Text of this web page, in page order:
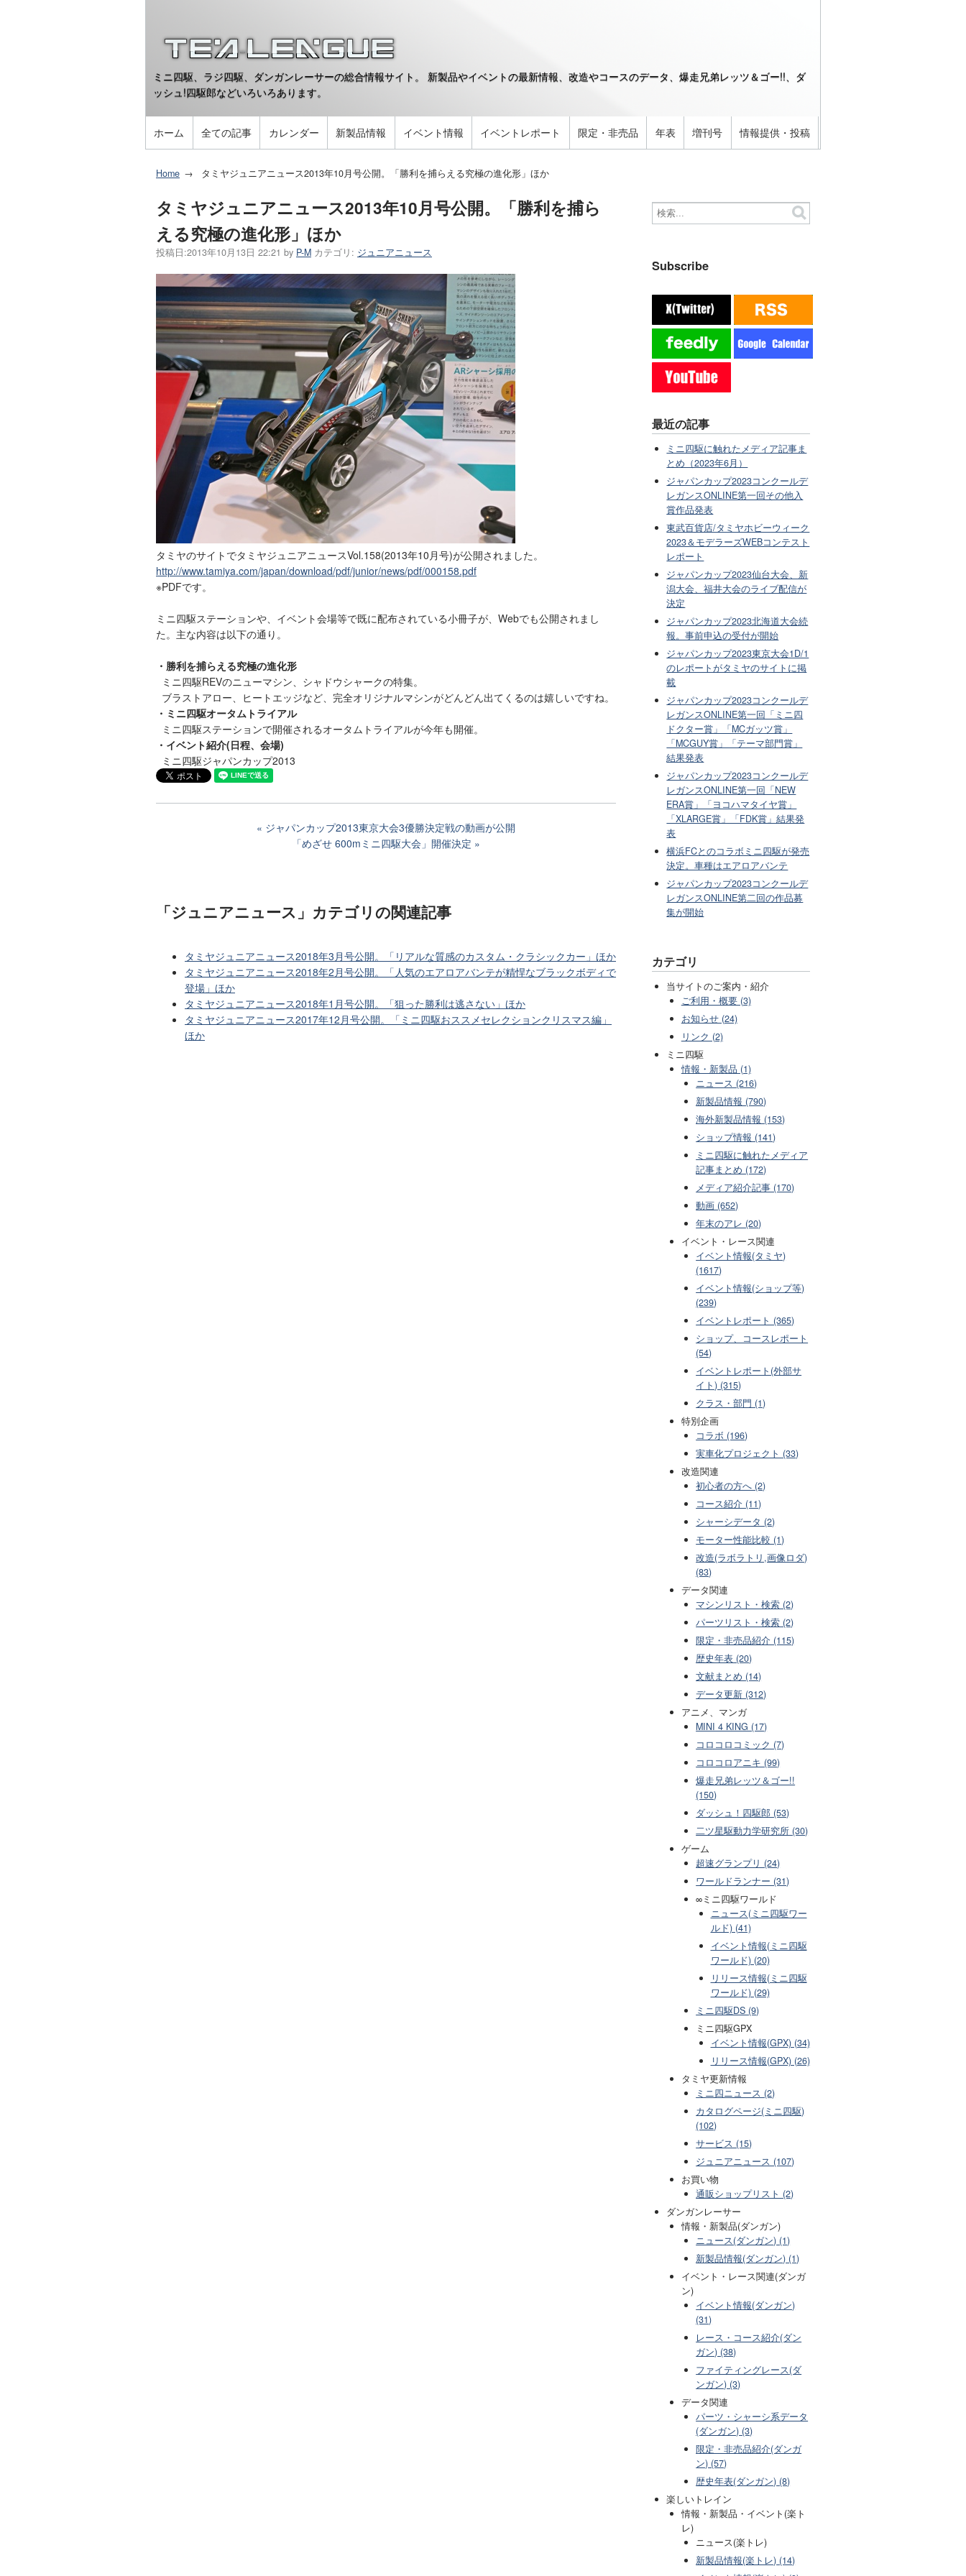
ミニ四駆、ラジ四駆、ダンガンレーサーの総合情報サイト。 新製品やイベントの最新情報、改造やコースのデータ、爆走兄弟レッツ＆ゴー!!、ダ
ッシュ!四駆郎などいろいろあります。
ホーム 全ての記事 カレンダー 新製品情報 イベント情報 イベントレポート 限定・非売品 年表 増刊号 情報提供・投稿
Home タミヤジュニアニュース2013年10月号公開。「勝利を捕らえる究極の進化形」ほか
タミヤジュニアニュース2013年10月号公開。「勝利を捕ら
える究極の進化形」ほか
投稿日:2013年10月13日 22:21 by P-M カテゴリ: ジュニアニュース
タミヤのサイトでタミヤジュニアニュースVol.158(2013年10月号)が公開されました。
http://www.tamiya.com/japan/download/pdf/junior/news/pdf/000158.pdf
※PDFです。
ミニ四駆ステーションや、イベント会場等で既に配布されている小冊子が、Webでも公開されまし
た。主な内容は以下の通り。
・勝利を捕らえる究極の進化形
ミニ四駆REVのニューマシン、シャドウシャークの特集。
ブラストアロー、ヒートエッジなど、完全オリジナルマシンがどんどん出てくるのは嬉しいですね。
・ミニ四駆オータムトライアル
ミニ四駆ステーションで開催されるオータムトライアルが今年も開催。
・イベント紹介(日程、会場)
ミニ四駆ジャパンカップ2013
ジャパンカップ2013東京大会3優勝決定戦の動画が公開
「めざせ 600mミニ四駆大会」開催決定
「ジュニアニュース」カテゴリの関連記事
タミヤジュニアニュース2018年3月号公開。「リアルな質感のカスタム・クラシックカー」ほか
タミヤジュニアニュース2018年2月号公開。「人気のエアロアバンテが精悍なブラックボディで
登場」ほか
タミヤジュニアニュース2018年1月号公開。「狙った勝利は逃さない」ほか
タミヤジュニアニュース2017年12月号公開。「ミニ四駆おススメセレクションクリスマス編」
ほか
Subscribe
最近の記事
ミニ四駆に触れたメディア記事ま
とめ（2023年6月）
ジャパンカップ2023コンクールデ
レガンスONLINE第一回その他入
賞作品発表
東武百貨店/タミヤホビーウィーク
2023＆モデラーズWEBコンテスト
レポート
ジャパンカップ2023仙台大会、新
潟大会、福井大会のライブ配信が
決定
ジャパンカップ2023北海道大会続
報。事前申込の受付が開始
ジャパンカップ2023東京大会1D/1
のレポートがタミヤのサイトに掲
載
ジャパンカップ2023コンクールデ
レガンスONLINE第一回「ミニ四
ドクター賞」「MCガッツ賞」
「MCGUY賞」「テーマ部門賞」
結果発表
ジャパンカップ2023コンクールデ
レガンスONLINE第一回「NEW
ERA賞」「ヨコハマタイヤ賞」
「XLARGE賞」「FDK賞」結果発
表
横浜FCとのコラボミニ四駆が発売
決定。車種はエアロアバンテ
ジャパンカップ2023コンクールデ
レガンスONLINE第二回の作品募
集が開始
カテゴリ
当サイトのご案内・紹介
ご利用・概要 (3)
お知らせ (24)
リンク (2)
ミニ四駆
情報・新製品 (1)
ニュース (216)
新製品情報 (790)
海外新製品情報 (153)
ショップ情報 (141)
ミニ四駆に触れたメディア
記事まとめ (172)
メディア紹介記事 (170)
動画 (652)
年末のアレ (20)
イベント・レース関連
イベント情報(タミヤ)
(1617)
イベント情報(ショップ等)
(239)
イベントレポート (365)
ショップ、コースレポート
(54)
イベントレポート(外部サ
イト) (315)
クラス・部門 (1)
特別企画
コラボ (196)
実車化プロジェクト (33)
改造関連
初心者の方へ (2)
コース紹介 (11)
シャーシデータ (2)
モーター性能比較 (1)
改造(ラボラトリ,画像ロダ)
(83)
データ関連
マシンリスト・検索 (2)
パーツリスト・検索 (2)
限定・非売品紹介 (115)
歴史年表 (20)
文献まとめ (14)
データ更新 (312)
アニメ、マンガ
MINI 4 KING (17)
コロコロコミック (7)
コロコロアニキ (99)
爆走兄弟レッツ＆ゴー!!
(150)
ダッシュ！四駆郎 (53)
二ツ星駆動力学研究所 (30)
ゲーム
超速グランプリ (24)
ワールドランナー (31)
∞ミニ四駆ワールド
ニュース(ミニ四駆ワー
ルド) (41)
イベント情報(ミニ四駆
ワールド) (20)
リリース情報(ミニ四駆
ワールド) (29)
ミニ四駆DS (9)
ミニ四駆GPX
イベント情報(GPX) (34)
リリース情報(GPX) (26)
タミヤ更新情報
ミニ四ニュース (2)
カタログページ(ミニ四駆)
(102)
サービス (15)
ジュニアニュース (107)
お買い物
通販ショップリスト (2)
ダンガンレーサー
情報・新製品(ダンガン)
ニュース(ダンガン) (1)
新製品情報(ダンガン) (1)
イベント・レース関連(ダンガ
ン)
イベント情報(ダンガン)
(31)
レース・コース紹介(ダン
ガン) (38)
ファイティングレース(ダ
ンガン) (3)
データ関連
パーツ・シャーシ系データ
(ダンガン) (3)
限定・非売品紹介(ダンガ
ン) (57)
歴史年表(ダンガン) (8)
楽しいトレイン
情報・新製品・イベント(楽ト
レ)
ニュース(楽トレ)
新製品情報(楽トレ) (14)